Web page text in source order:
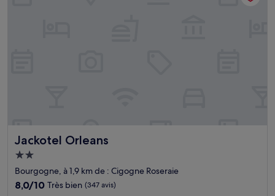
Jackotel Orleans
Jackotel Orleans
Hébergement
2.0 étoiles
Bourgogne, à 1,9 km de : Cigogne Roseraie
8.0
8,0/10 Très bien (347 avis)